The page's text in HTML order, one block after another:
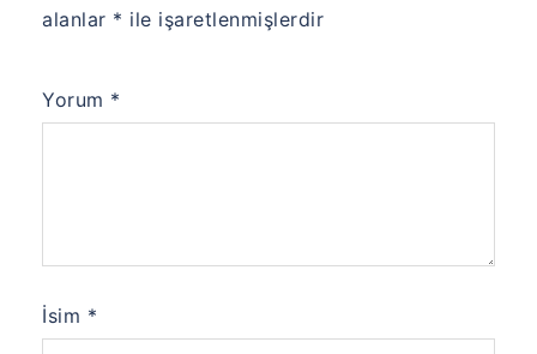
alanlar * ile işaretlenmişlerdir
Yorum *
İsim *